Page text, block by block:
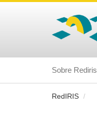
Sobre Rediris
RedIRIS